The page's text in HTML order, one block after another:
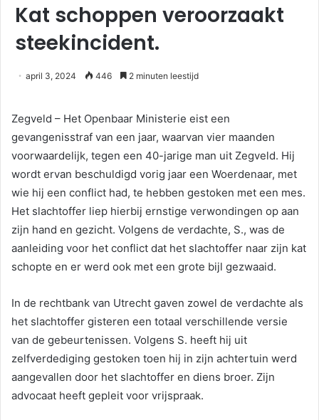
Kat schoppen veroorzaakt
steekincident.
april 3, 2024 446 2 minuten leestijd
Zegveld – Het Openbaar Ministerie eist een
gevangenisstraf van een jaar, waarvan vier maanden
voorwaardelijk, tegen een 40-jarige man uit Zegveld. Hij
wordt ervan beschuldigd vorig jaar een Woerdenaar, met
wie hij een conflict had, te hebben gestoken met een mes.
Het slachtoffer liep hierbij ernstige verwondingen op aan
zijn hand en gezicht. Volgens de verdachte, S., was de
aanleiding voor het conflict dat het slachtoffer naar zijn kat
schopte en er werd ook met een grote bijl gezwaaid.
In de rechtbank van Utrecht gaven zowel de verdachte als
het slachtoffer gisteren een totaal verschillende versie
van de gebeurtenissen. Volgens S. heeft hij uit
zelfverdediging gestoken toen hij in zijn achtertuin werd
aangevallen door het slachtoffer en diens broer. Zijn
advocaat heeft gepleit voor vrijspraak.